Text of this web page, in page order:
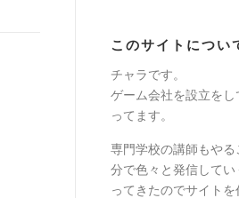
このサイトについ
チャラです。
ゲーム会社を設立を
ってます。
専門学校の講師もや
分で色々と発信して
ってきたのでサイトを